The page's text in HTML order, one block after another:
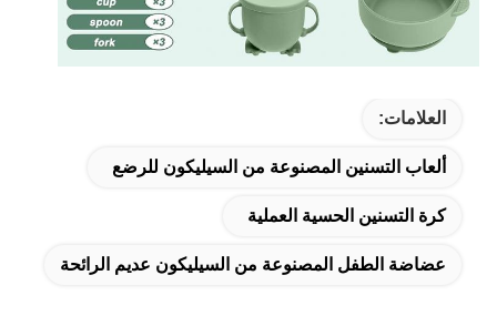
العلامات:
ألعاب التسنين المصنوعة من السيليكون للرضع
كرة التسنين الحسية العملية
عضاضة الطفل المصنوعة من السيليكون عديم الرائحة